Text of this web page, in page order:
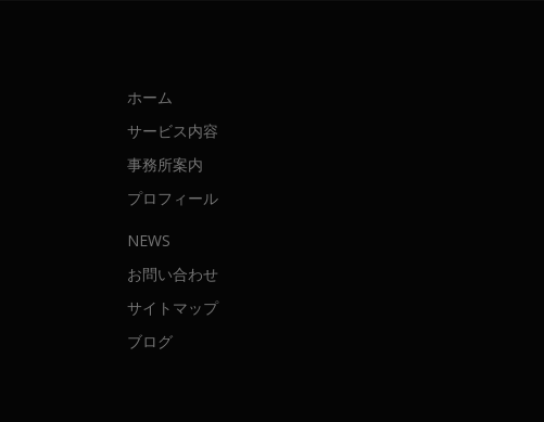
ホーム
サービス内容
事務所案内
プロフィール
NEWS
お問い合わせ
サイトマップ
ブログ